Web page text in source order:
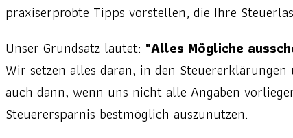
praxiserprobte Tipps vorstellen, die Ihre
Unser Grundsatz lautet: "Alles Mögliche
Wir setzen alles daran, in den
auch dann, wenn uns nicht alle Angaben
Steuerersparnis bestmöglich auszunutzen.